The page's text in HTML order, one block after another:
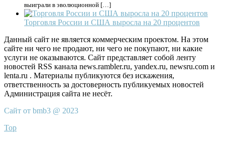
выиграли в эволюционной […]
Торговля России и США выросла на 20 процентов
Данный сайт не является коммерческим проектом. На этом
сайте ни чего не продают, ни чего не покупают, ни какие
услуги не оказываются. Сайт представляет собой ленту
новостей RSS канала news.rambler.ru, yandex.ru, newsru.com и
lenta.ru . Материалы публикуются без искажения,
ответственность за достоверность публикуемых новостей
Администрация сайта не несёт.
Сайт от bmb3 @ 2023
Top